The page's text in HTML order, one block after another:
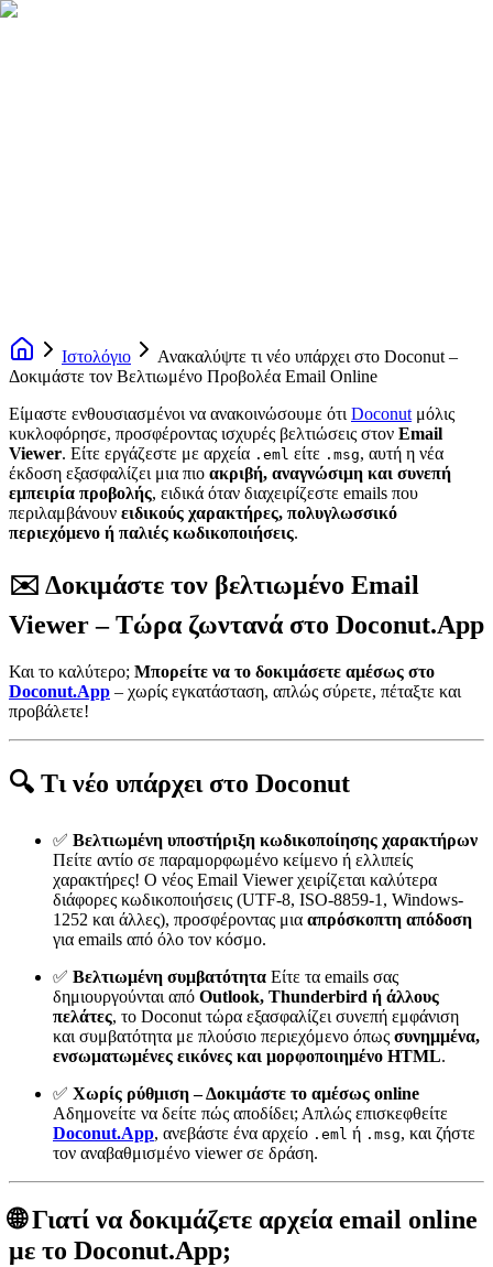
Ιστολόγιο
Ανακαλύψτε τι νέο υπάρχει στο Doconut –
Δοκιμάστε τον Βελτιωμένο Προβολέα Email Online
Είμαστε ενθουσιασμένοι να ανακοινώσουμε ότι Doconut μόλις
κυκλοφόρησε, προσφέροντας ισχυρές βελτιώσεις στον Email
Viewer. Είτε εργάζεστε με αρχεία .eml είτε .msg, αυτή η νέα
έκδοση εξασφαλίζει μια πιο ακριβή, αναγνώσιμη και συνεπή
εμπειρία προβολής, ειδικά όταν διαχειρίζεστε emails που
περιλαμβάνουν ειδικούς χαρακτήρες, πολυγλωσσικό
περιεχόμενο ή παλιές κωδικοποιήσεις.
✉️ Δοκιμάστε τον βελτιωμένο Email
Viewer – Τώρα ζωντανά στο Doconut.App
Και το καλύτερο; Μπορείτε να το δοκιμάσετε αμέσως στο
Doconut.App – χωρίς εγκατάσταση, απλώς σύρετε, πέταξτε και
προβάλετε!
🔍 Τι νέο υπάρχει στο Doconut
✅ Βελτιωμένη υποστήριξη κωδικοποίησης χαρακτήρων
Πείτε αντίο σε παραμορφωμένο κείμενο ή ελλιπείς
χαρακτήρες! Ο νέος Email Viewer χειρίζεται καλύτερα
διάφορες κωδικοποιήσεις (UTF-8, ISO-8859-1, Windows-
1252 και άλλες), προσφέροντας μια απρόσκοπτη απόδοση
για emails από όλο τον κόσμο.
✅ Βελτιωμένη συμβατότητα Είτε τα emails σας
δημιουργούνται από Outlook, Thunderbird ή άλλους
πελάτες, το Doconut τώρα εξασφαλίζει συνεπή εμφάνιση
και συμβατότητα με πλούσιο περιεχόμενο όπως συνημμένα,
ενσωματωμένες εικόνες και μορφοποιημένο HTML.
✅ Χωρίς ρύθμιση – Δοκιμάστε το αμέσως online
Αδημονείτε να δείτε πώς αποδίδει; Απλώς επισκεφθείτε
Doconut.App, ανεβάστε ένα αρχείο .eml ή .msg, και ζήστε
τον αναβαθμισμένο viewer σε δράση.
🌐 Γιατί να δοκιμάζετε αρχεία email online
με το Doconut.App;